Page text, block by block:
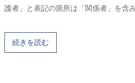
護者」と表記の箇所は「関係者」を含
続きを読む